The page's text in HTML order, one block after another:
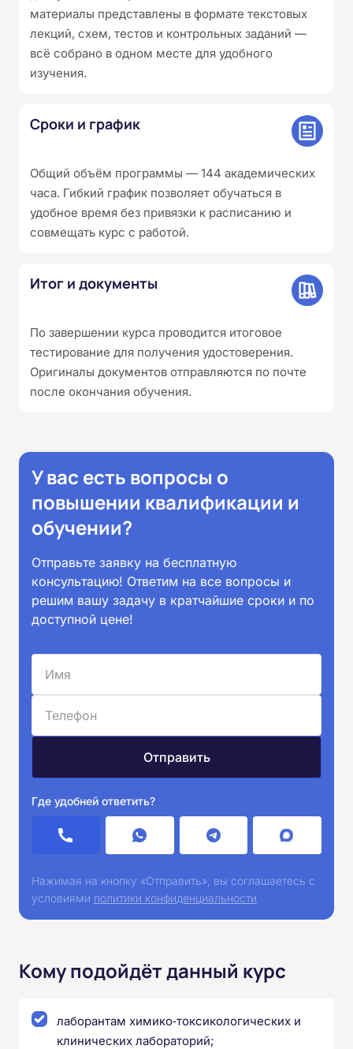
материалы представлены в формате текстовых
лекций, схем, тестов и контрольных заданий —
всё собрано в одном месте для удобного
изучения.
Сроки и график
Общий объём программы — 144 академических
часа. Гибкий график позволяет обучаться в
удобное время без привязки к расписанию и
совмещать курс с работой.
Итог и документы
По завершении курса проводится итоговое
тестирование для получения удостоверения.
Оригиналы документов отправляются по почте
после окончания обучения.
У вас есть вопросы о
повышении квалификации и
обучении?
Отправьте заявку на бесплатную
консультацию! Ответим на все вопросы и
решим вашу задачу в кратчайшие сроки и по
доступной цене!
Где удобней ответить?
Нажимая на кнопку «Отправить», вы соглашаетесь с
условиями политики конфиденциальности
Кому подойдёт данный курс
лаборантам химико‑токсикологических и
клинических лабораторий;